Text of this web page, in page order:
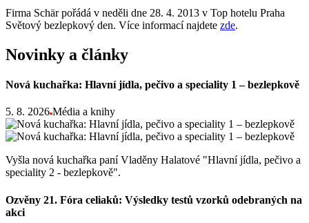
Firma Schär pořádá v neděli dne 28. 4. 2013 v Top hotelu Praha
Světový bezlepkový den. Více informací najdete zde.
Novinky a články
Nová kuchařka: Hlavní jídla, pečivo a speciality 1 – bezlepkově
5. 8. 2026 Média a knihy
Vyšla nová kuchařka paní Vladěny Halatové "Hlavní jídla, pečivo a
speciality 2 - bezlepkově".
Ozvěny 21. Fóra celiaků: Výsledky testů vzorků odebraných na
akci